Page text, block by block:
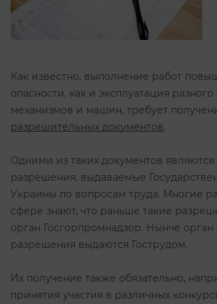
Как известно, выполнение работ
опасности, как и эксплуатация разного
механизмов и машин, требует
разрешительных документов.
Одними из таких документов
разрешения, выдаваемые
Украины по вопросам труда. Многие
сфере знают, что раньше такие
орган Госгорпромнадзор. Нынче
разрешения выдаются Гострудом.
Их получение также обязательно,
принятия участия в различных